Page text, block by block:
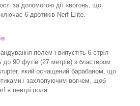
за допомогою дії «вогонь, що
6 дротиків Nerf Elite.
полем і випустіть 6 стріл
до 90 футів (27 метрів) з бластером
який оснащений барабаном, що
і захлопуючим вогнем, щоб
в центрі поля.